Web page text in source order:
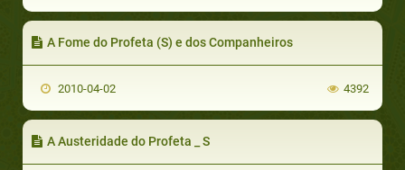
A Fome do Profeta (S) e dos Companheiros
2010-04-02 4392
A Austeridade do Profeta _ S